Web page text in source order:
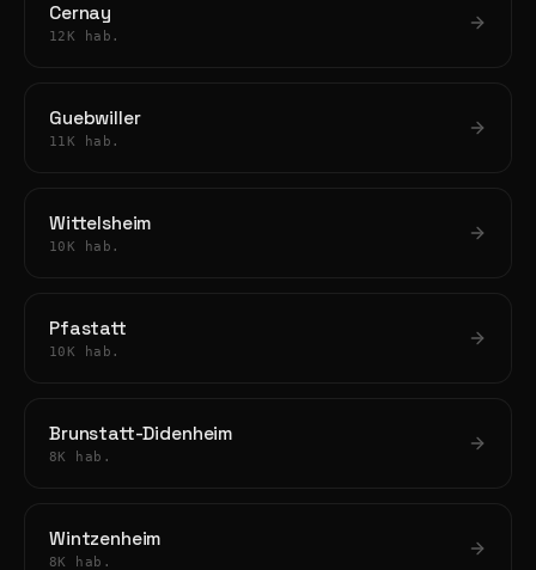
Cernay
12K hab.
Guebwiller
11K hab.
Wittelsheim
10K hab.
Pfastatt
10K hab.
Brunstatt-Didenheim
8K hab.
Wintzenheim
8K hab.